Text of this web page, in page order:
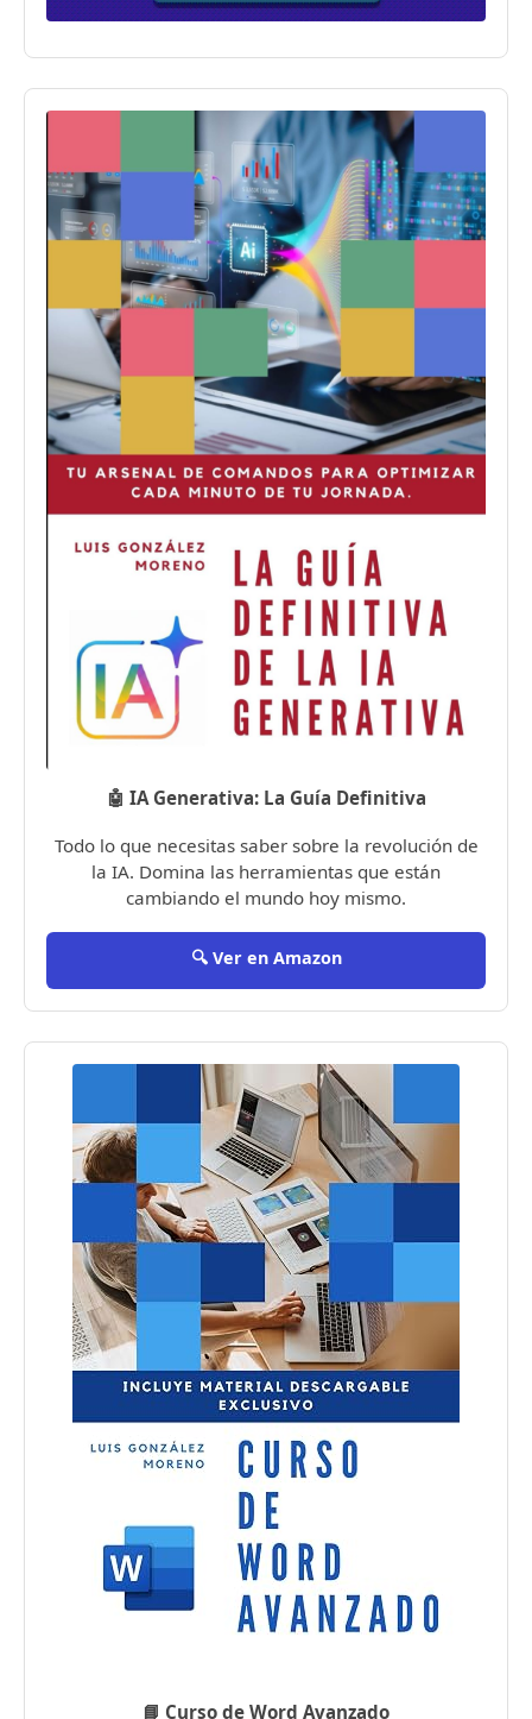
🤖 IA Generativa: La Guía Definitiva
Todo lo que necesitas saber sobre la revolución de
la IA. Domina las herramientas que están
cambiando el mundo hoy mismo.
🔍 Ver en Amazon
📘 Curso de Word Avanzado